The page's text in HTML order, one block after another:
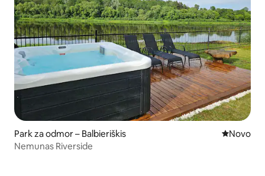
Park za odmor – Balbieriškis Novi
Novo
Nemunas Riverside